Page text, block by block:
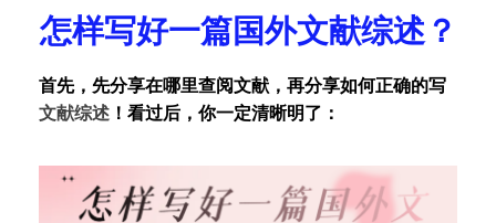
怎样写好一篇国外文献综述？
首先，先分享在哪里查阅文献，再分享如何正确的写
文献综述 ！看过后，你一定清晰明了：